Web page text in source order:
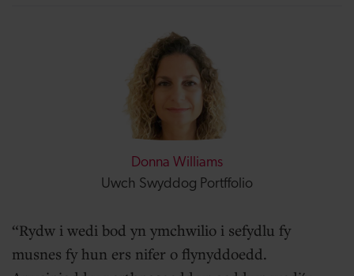
Donna Williams
Uwch Swyddog Portffolio
Rydw i wedi bod yn ymchwilio i sefydlu fy
musnes fy hun ers nifer o flynyddoedd.